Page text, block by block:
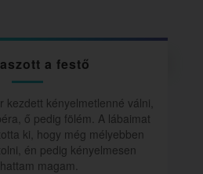
a festő
kezdett kényelmetlenné válni,
ő pedig fölém. A lábaimat
ki, hogy még mélyebben
én pedig kényelmesen
magam.